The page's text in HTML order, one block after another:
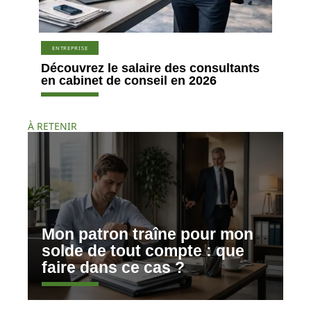
ENTREPRISE
Découvrez le salaire des consultants
en cabinet de conseil en 2026
À RETENIR
Mon patron traîne pour mon
solde de tout compte : que
faire dans ce cas ?